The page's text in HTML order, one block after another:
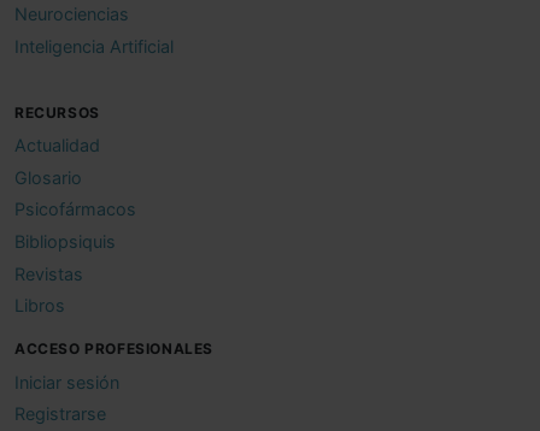
Neurociencias
Inteligencia Artificial
RECURSOS
Actualidad
Glosario
Psicofármacos
Bibliopsiquis
Revistas
Libros
ACCESO PROFESIONALES
Iniciar sesión
Registrarse